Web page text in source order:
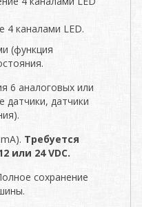
4 каналами LED.
(функция
6 аналоговых или
датчики, датчики
Требуется
или 24 VDC.
сохранение